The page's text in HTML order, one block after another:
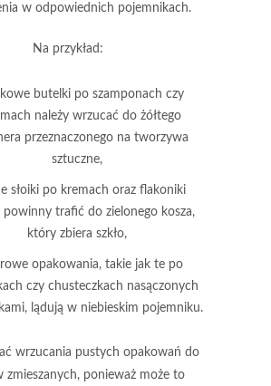
w odpowiednich pojemnikach.
Na przykład:
butelkipo szamponach czy
należy wrzucać do żółtego
przeznaczonego na tworzywa
sztuczne,
słoiki po kremach oraz flakoniki
powinny trafić do zielonego kosza,
który zbiera szkło,
opakowania, takie jak te po
czy chusteczkach nasączonych
lądują w niebieskim pojemniku.
wrzucania pustych opakowań do
zmieszanych, ponieważ może to